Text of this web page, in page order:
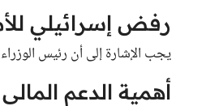
رفض إسرائيلي
يجب الإشارة إلى أن رئيس
أهمية الدعم المالي